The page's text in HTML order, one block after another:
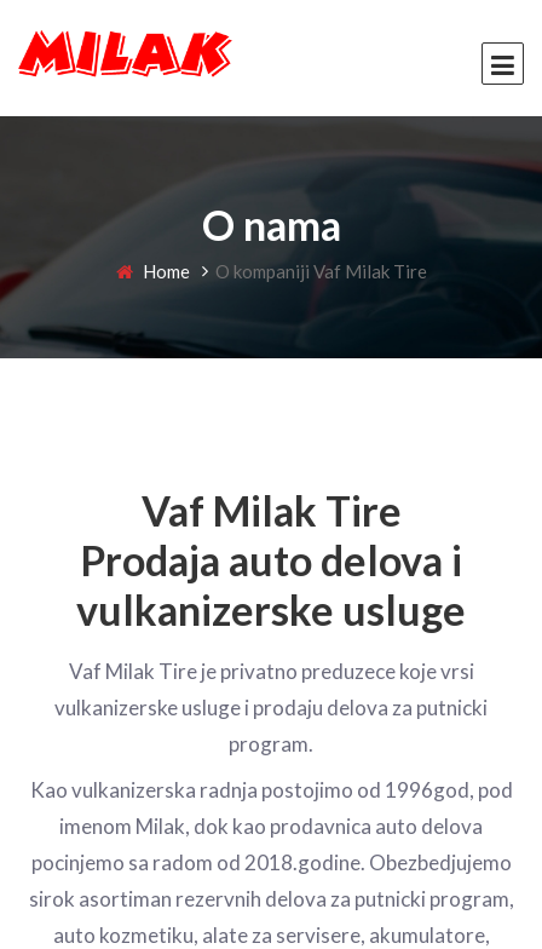
O nama
Home O kompaniji Vaf Milak Tire
Vaf Milak Tire
Prodaja auto delova i
vulkanizerske usluge
Vaf Milak Tire je privatno preduzece koje vrsi
vulkanizerske usluge i prodaju delova za putnicki
program.
Kao vulkanizerska radnja postojimo od 1996god, pod
imenom Milak, dok kao prodavnica auto delova
pocinjemo sa radom od 2018.godine. Obezbedjujemo
sirok asortiman rezervnih delova za putnicki program,
auto kozmetiku, alate za servisere, akumulatore,